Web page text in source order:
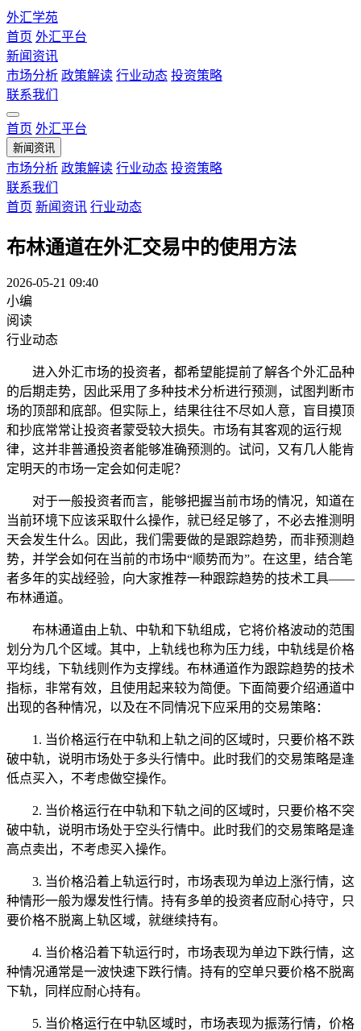
外汇学苑
首页 外汇平台
新闻资讯
市场分析 政策解读 行业动态 投资策略
联系我们
首页 外汇平台
新闻资讯
市场分析 政策解读 行业动态 投资策略
联系我们
首页 新闻资讯 行业动态
布林通道在外汇交易中的使用方法
2026-05-21 09:40
小编
阅读
行业动态
进入外汇市场的投资者，都希望能提前了解各个外汇品种
的后期走势，因此采用了多种技术分析进行预测，试图判断市
场的顶部和底部。但实际上，结果往往不尽如人意，盲目摸顶
和抄底常常让投资者蒙受较大损失。市场有其客观的运行规
律，这并非普通投资者能够准确预测的。试问，又有几人能肯
定明天的市场一定会如何走呢？
对于一般投资者而言，能够把握当前市场的情况，知道在
当前环境下应该采取什么操作，就已经足够了，不必去推测明
天会发生什么。因此，我们需要做的是跟踪趋势，而非预测趋
势，并学会如何在当前的市场中“顺势而为”。在这里，结合笔
者多年的实战经验，向大家推荐一种跟踪趋势的技术工具——
布林通道。
布林通道由上轨、中轨和下轨组成，它将价格波动的范围
划分为几个区域。其中，上轨线也称为压力线，中轨线是价格
平均线，下轨线则作为支撑线。布林通道作为跟踪趋势的技术
指标，非常有效，且使用起来较为简便。下面简要介绍通道中
出现的各种情况，以及在不同情况下应采用的交易策略：
1. 当价格运行在中轨和上轨之间的区域时，只要价格不跌
破中轨，说明市场处于多头行情中。此时我们的交易策略是逢
低点买入，不考虑做空操作。
2. 当价格运行在中轨和下轨之间的区域时，只要价格不突
破中轨，说明市场处于空头行情中。此时我们的交易策略是逢
高点卖出，不考虑买入操作。
3. 当价格沿着上轨运行时，市场表现为单边上涨行情，这
种情形一般为爆发性行情。持有多单的投资者应耐心持守，只
要价格不脱离上轨区域，就继续持有。
4. 当价格沿着下轨运行时，市场表现为单边下跌行情，这
种情况通常是一波快速下跌行情。持有的空单只要价格不脱离
下轨，同样应耐心持有。
5. 当价格运行在中轨区域时，市场表现为振荡行情，价格